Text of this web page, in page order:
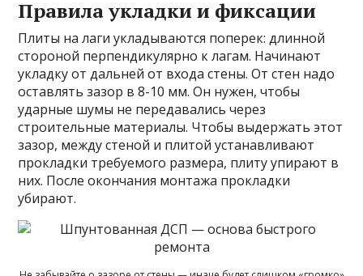
Правила укладки и фиксации
Плиты на лаги укладываются поперек: длинной
стороной перпендикулярно к лагам. Начинают
укладку от дальней от входа стены. От стен надо
оставлять зазор в 8-10 мм. Он нужен, чтобы
ударные шумы не передавались через
строительные материалы. Чтобы выдержать этот
зазор, между стеной и плитой устанавливают
прокладки требуемого размера, плиту упирают в
них. После окончания монтажа прокладки
убирают.